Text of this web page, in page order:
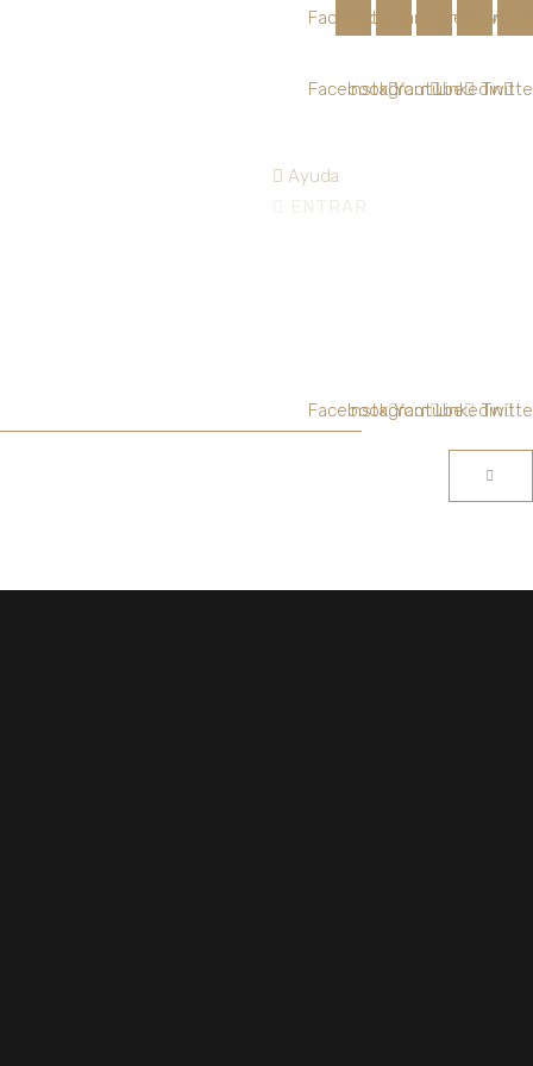
FacebookInstagramYoutubeLinkedin
Ayuda
ENTRAR
FacebookInstagramYoutubeLinkedin
FacebookInstagramYoutubeLinkedin